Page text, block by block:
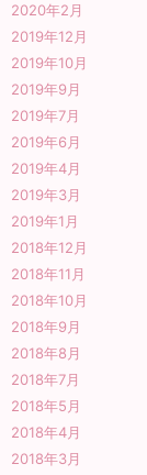
2020年2月
2019年12月
2019年10月
2019年9月
2019年7月
2019年6月
2019年4月
2019年3月
2019年1月
2018年12月
2018年11月
2018年10月
2018年9月
2018年8月
2018年7月
2018年5月
2018年4月
2018年3月